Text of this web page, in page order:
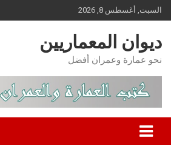
Skip
to
content
السبت, أغسطس 8, 2026
ديوان المعماريين
نحو عمارة وعمران أفضل